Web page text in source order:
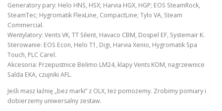
Generatory pary: Helo HNS, HSX; Harvia HGX, HGP; EOS SteamRock,
SteamTec; Hygromatik FlexLine, CompactLine; Tylo VA, Steam
Commercial.
Wentylatory: Vents VK, TT Silent, Havaco CBM, Dospel EF, Systemair K.
Sterowanie: EOS Econ, Helo T1, Digi, Harvia Xenio, Hygromatik Spa
Touch, PLC Carel.
Akcesoria: Przepustnice Belimo LM24, klapy Vents KOM, nagrzewnice
Salda EKA, czujniki AFL.
Jeśli masz łaźnię „bez marki” z OLX, też pomożemy. Zrobimy pomiary i
dobierzemy uniwersalny zestaw.